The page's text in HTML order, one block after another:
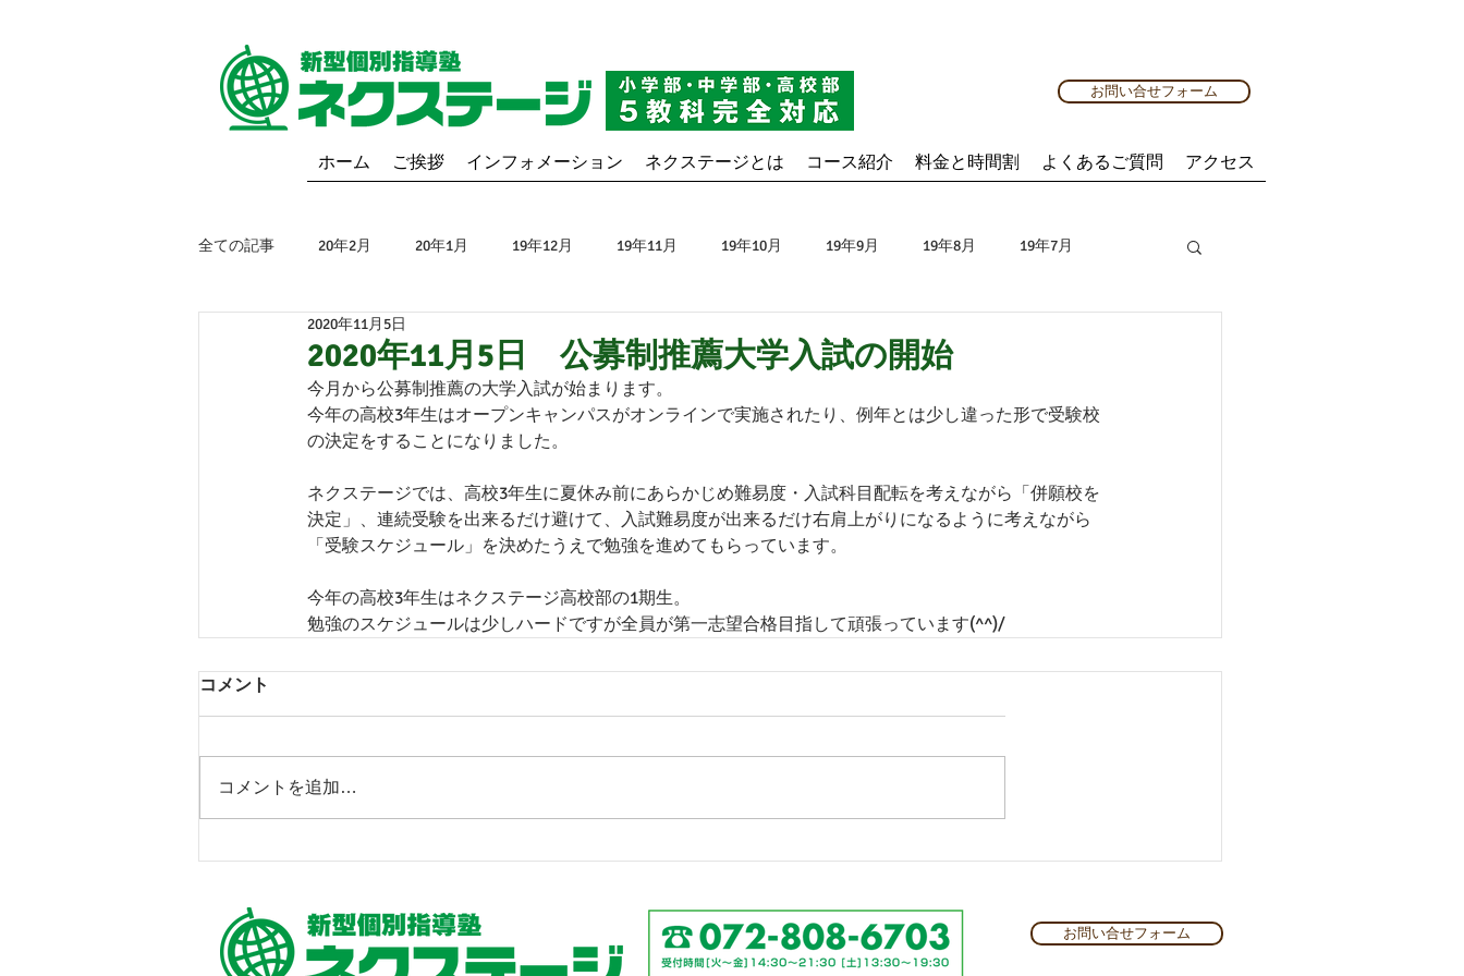
お問い合せフォーム
ホーム ご挨拶 インフォメーション ネクステージとは コース紹介 料金と時間割 よくあるご質問 アクセス
全ての記事 20年2月 20年1月 19年12月 19年11月 19年10月 19年9月 19年8月 19年7月
19年5月 20年6月
20年10月 20年11月 20年12月 21年1月 21年2月 21年3月 21年4月 21年5月
21年7月 21年8月 21年9月
2020年11月5日 公募制推薦大学入試の開始
2020年11月5日
今月から公募制推薦の大学入試が始まります。
今年の高校3年生はオープンキャンパスがオンラインで実施されたり、例年とは少し違った形で受験校
の決定をすることになりました。
ネクステージでは、高校3年生に夏休み前にあらかじめ難易度・入試科目配転を考えながら「併願校を
決定」、連続受験を出来るだけ避けて、入試難易度が出来るだけ右肩上がりになるように考えながら
「受験スケジュール」を決めたうえで勉強を進めてもらっています。
今年の高校3年生はネクステージ高校部の1期生。
勉強のスケジュールは少しハードですが全員が第一志望合格目指して頑張っています(^^)/
コメント
コメントを追加…
お問い合せフォーム